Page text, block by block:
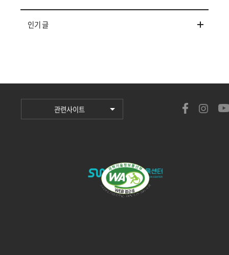
인기 글
관련사이트